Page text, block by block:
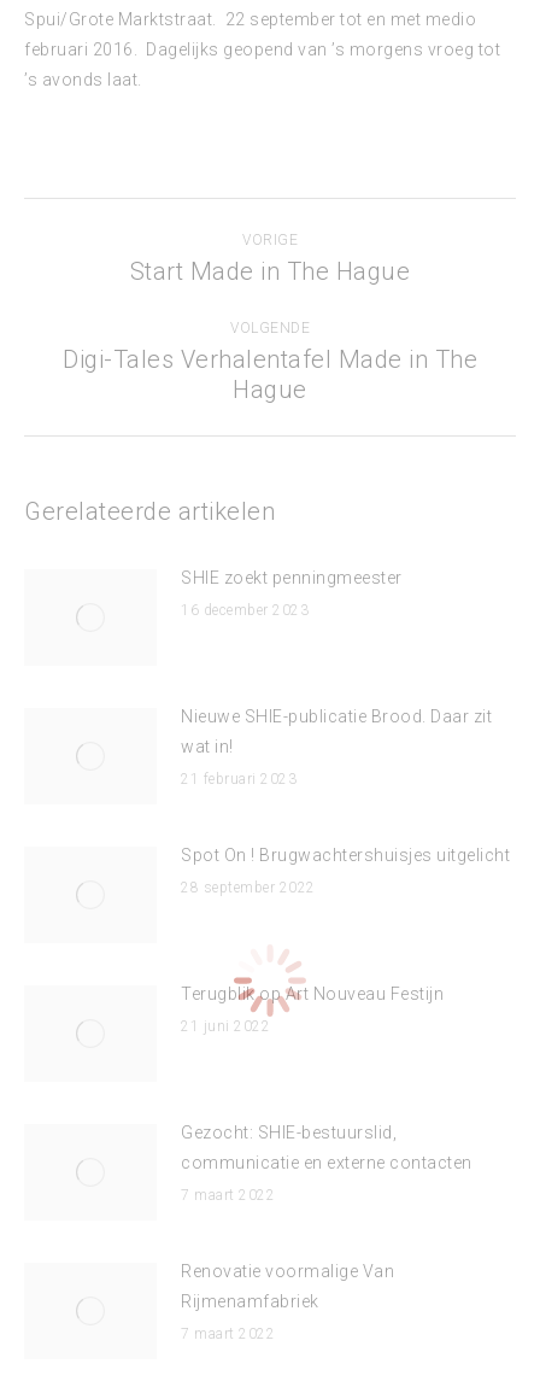
Spui/Grote Marktstraat. 22 september tot en met medio
februari 2016. Dagelijks geopend van ’s morgens vroeg tot
’s avonds laat.
navigatie
VORIGE
Vorig
Start Made in The Hague
VOLGENDE
Volgend
bericht
Digi-Tales Verhalentafel Made in The
Hague
Gerelateerde artikelen
SHIE zoekt penningmeester
16 december 2023
Nieuwe SHIE-publicatie Brood. Daar zit
wat in!
21 februari 2023
Spot On ! Brugwachtershuisjes uitgelicht
28 september 2022
Terugblik op Art Nouveau Festijn
21 juni 2022
Gezocht: SHIE-bestuurslid,
communicatie en externe contacten
7 maart 2022
Renovatie voormalige Van
Rijmenamfabriek
7 maart 2022